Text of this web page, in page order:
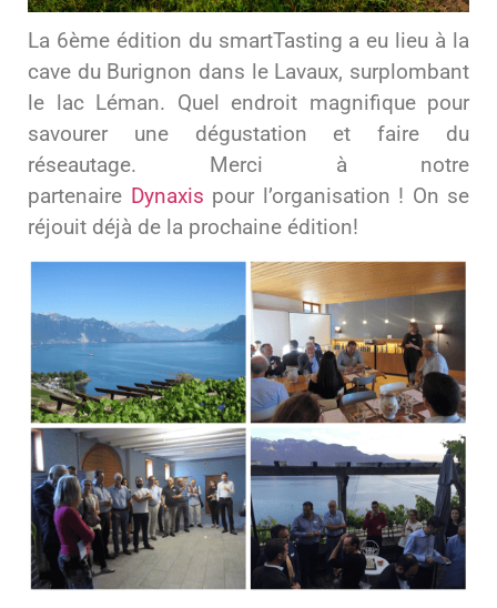
La 6ème édition du smartTasting a eu lieu à la
cave du Burignon dans le Lavaux, surplombant
le lac Léman. Quel endroit magnifique pour
savourer une dégustation et faire du
réseautage. Merci à notre
partenaire Dynaxis pour l’organisation ! On se
réjouit déjà de la prochaine édition!